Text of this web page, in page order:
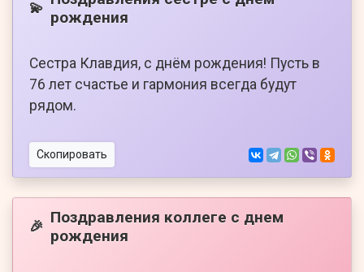
💫 рождения
Сестра Клавдия, с днём рождения! Пусть в
76 лет счастье и гармония всегда будут
рядом.
Скопировать
🎉 Поздравления коллеге с днем
рождения